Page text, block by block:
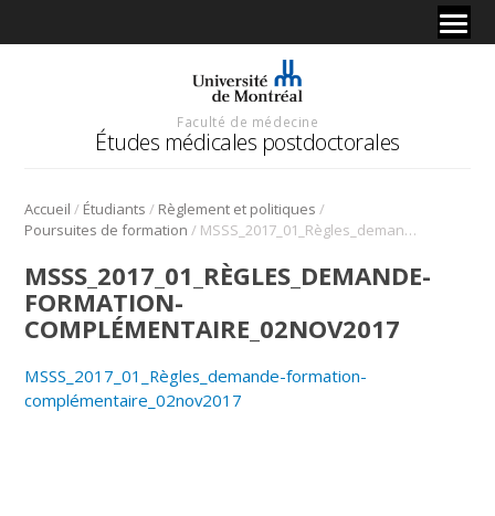
Faculté de médecine
Études médicales postdoctorales
Accueil / Étudiants / Règlement et politiques /
Poursuites de formation / MSSS_2017_01_Règles_demande-formation-complémentaire_02nov2017
MSSS_2017_01_RÈGLES_DEMANDE-
FORMATION-
COMPLÉMENTAIRE_02NOV2017
MSSS_2017_01_Règles_demande-formation-
complémentaire_02nov2017